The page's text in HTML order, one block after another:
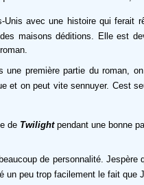
avec une histoire qui ferait
maisons déditions. Elle est
première partie du roman,
on peut vite sennuyer.
de Twilightpendant une bonne
de personnalité.
un peu trop facilement le fait